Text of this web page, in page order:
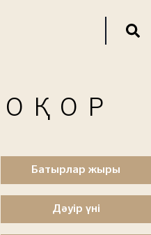
Батырлар жыры
Дәуір үні